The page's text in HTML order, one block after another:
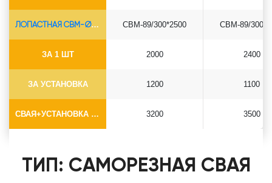
ЛОПАСТНАЯ СВМ-Ø89*6.5
ЗА 1 ШТ
ЗА УСТАНОВКА
СВАЯ+УСТАНОВКА (БЕЗ ОГОЛОВКА)
СВМ-89/300*2500
2000
1200
3200
СВМ-89/
2400
1100
3500
ТИП: САМОРЕЗНАЯ СВАЯ